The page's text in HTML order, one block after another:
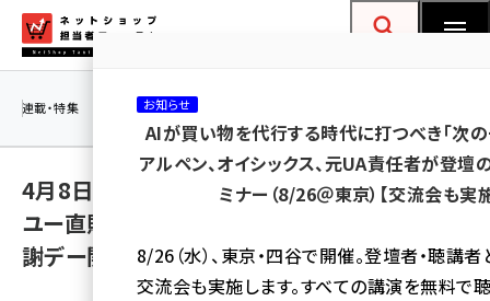
ン
ネットショップ担当者フォーラム
amazon (2255)
yahoo (1906)
連載・特集 海外
4月8日（金）限り【全商品10%OFF 】公式キス
ユー直販SHOPで「8（歯）のつく日」お客様感
謝デー開催中！
お知らせ
AIが買い物を代行する時代に打つべき「次の
アルペン、オイシックス、元UA責任者が登壇
ミナー（8/26＠東京）【交流会も実
8/26（水）、東京・四谷で開催。登壇者・聴講
交流会も実施します。すべての講演を無料で